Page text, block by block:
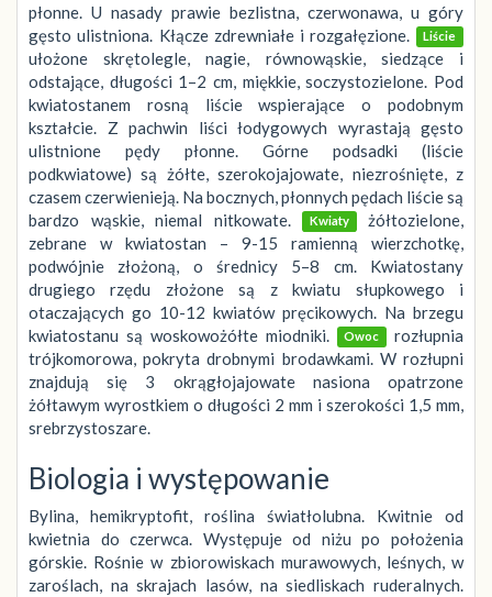
płonne. U nasady prawie bezlistna, czerwonawa, u góry
gęsto ulistniona. Kłącze zdrewniałe i rozgałęzione.
Liście
ułożone skrętolegle, nagie, równowąskie, siedzące i
odstające, długości 1–2 cm, miękkie, soczystozielone. Pod
kwiatostanem rosną liście wspierające o podobnym
kształcie. Z pachwin liści łodygowych wyrastają gęsto
ulistnione pędy płonne. Górne podsadki (liście
podkwiatowe) są żółte, szerokojajowate, niezrośnięte, z
czasem czerwienieją. Na bocznych, płonnych pędach liście są
bardzo wąskie, niemal nitkowate.
Kwiaty żółtozielone,
zebrane w kwiatostan – 9-15 ramienną wierzchotkę,
podwójnie złożoną, o średnicy 5–8 cm. Kwiatostany
drugiego rzędu złożone są z kwiatu słupkowego i
otaczających go 10-12 kwiatów pręcikowych. Na brzegu
kwiatostanu są woskowożółte miodniki.
Owoc
rozłupnia
trójkomorowa, pokryta drobnymi brodawkami. W rozłupni
znajdują się 3 okrągłojajowate nasiona opatrzone
żółtawym wyrostkiem o długości 2 mm i szerokości 1,5 mm,
srebrzystoszare.
Biologia i występowanie
Bylina, hemikryptofit, roślina światłolubna. Kwitnie od
kwietnia do czerwca. Występuje od niżu po położenia
górskie. Rośnie w zbiorowiskach murawowych, leśnych, w
zaroślach, na skrajach lasów, na siedliskach ruderalnych.